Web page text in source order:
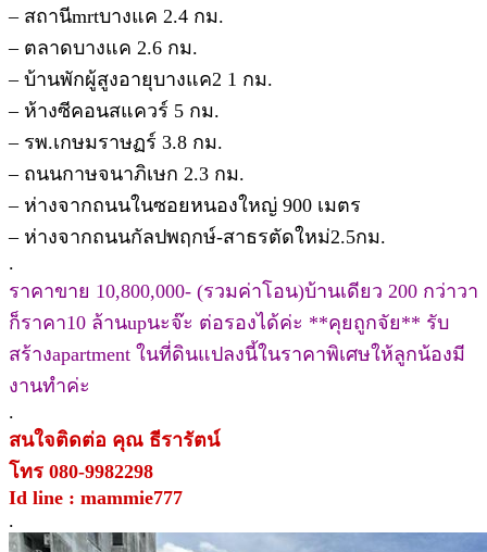
– สถานีmrtบางแค 2.4 กม.
– ตลาดบางแค 2.6 กม.
– บ้านพักผู้สูงอายุบางแค2 1 กม.
– ห้างซีคอนสแควร์ 5 กม.
– รพ.เกษมราษฏร์ 3.8 กม.
– ถนนกาษจนาภิเษก 2.3 กม.
– ห่างจากถนนในซอยหนองใหญ่ 900 เมตร
– ห่างจากถนนกัลปพฤกษ์-สาธรตัดใหม่2.5กม.
.
ราคาขาย 10,800,000- (รวมค่าโอน)บ้านเดียว 200 กว่าวา
ก็ราคา10 ล้านupนะจ๊ะ ต่อรองได้ค่ะ **คุยถูกจัย** รับ
สร้างapartment ในที่ดินแปลงนี้ในราคาพิเศษให้ลูกน้องมี
งานทำค่ะ
.
สนใจติดต่อ คุณ ธีรารัตน์
โทร 080-9982298
Id line : mammie777
.